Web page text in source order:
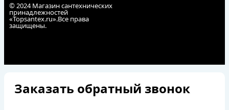
© 2024 Магазин сантехнических
принадлежностей
«Topsantex.ru».Все права
защищены.
Заказать обратный звонок